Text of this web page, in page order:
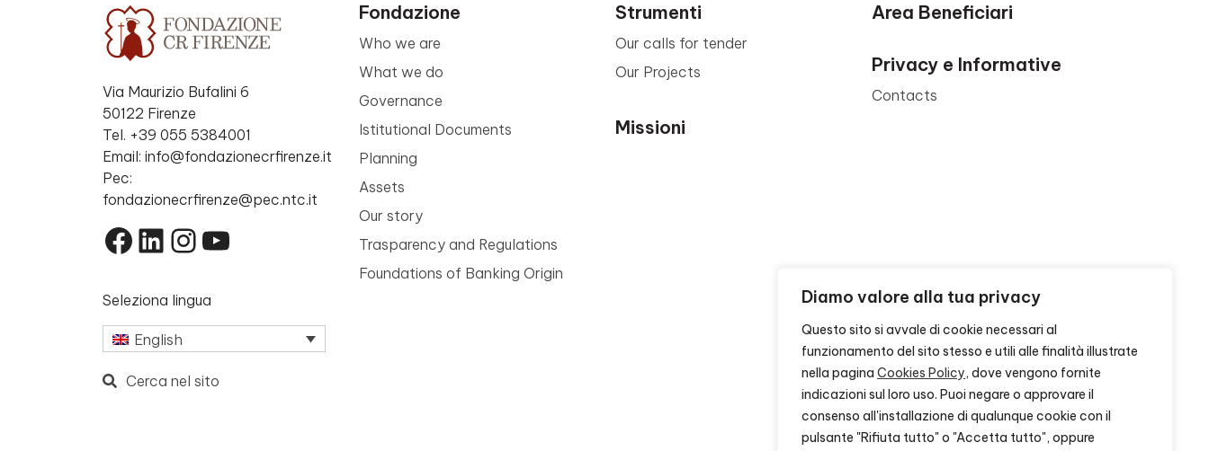
Diamo valore alla tua privacy
Questo sito si avvale di cookie necessari al
funzionamento del sito stesso e utili alle finalità illustrate
nella pagina Cookies Policy, dove vengono fornite
indicazioni sul loro uso. Puoi negare o approvare il
consenso all'installazione di qualunque cookie con il
pulsante "Rifiuta tutto" o "Accetta tutto", oppure
Via Maurizio Bufalini 6
50122 Firenze
Tel. +39 055 5384001
Email: info@fondazionecrfirenze.it
Pec:
fondazionecrfirenze@pec.ntc.it
Facebook
LinkedIn
Instagram
YouTube
Seleziona lingua
English
Cerca nel sito
Fondazione
Who we are
What we do
Governance
Istitutional Documents
Planning
Assets
Our story
Trasparency and Regulations
Foundations of Banking Origin
Strumenti
Our calls for tender
Our Projects
Missioni
Area Beneficiari
Privacy e Informative
Contacts